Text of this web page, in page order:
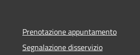
Prenotazione appuntamento
Segnalazione disservizio